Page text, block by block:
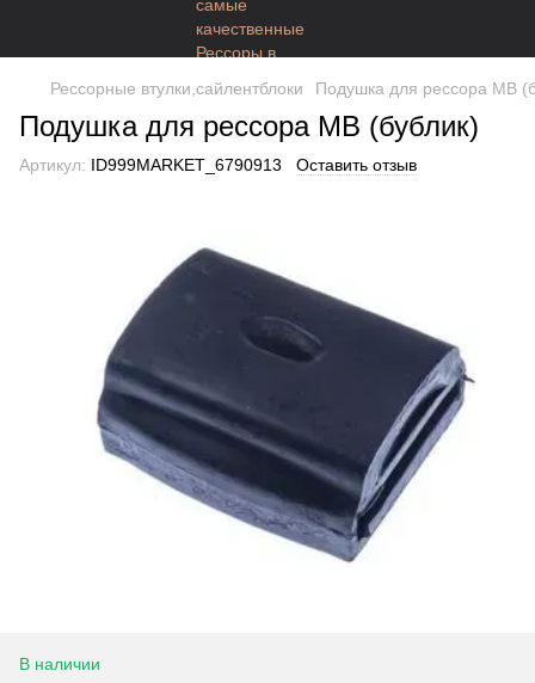
Рессорные втулки,сайлентблоки Подушка для рессора MB
Подушка для рессора MB (бублик)
Артикул: ID999MARKET_6790913 Оставить отзыв
В наличии